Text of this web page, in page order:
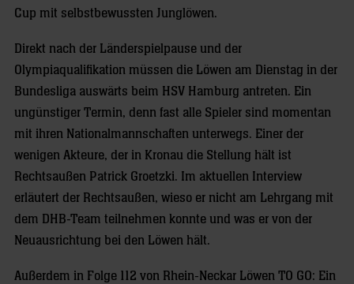
Cup mit selbstbewussten Junglöwen.
Direkt nach der Länderspielpause und der
Olympiaqualifikation müssen die Löwen am Dienstag in der
Bundesliga auswärts beim HSV Hamburg antreten. Ein
ungünstiger Termin, denn fast alle Spieler sind momentan
mit ihren Nationalmannschaften unterwegs. Einer der
wenigen Akteure, der in Kronau die Stellung hält ist
Rechtsaußen Patrick Groetzki. Im aktuellen Interview
erläutert der Rechtsaußen, wieso er nicht am Lehrgang mit
dem DHB-Team teilnehmen konnte und was er von der
Neuausrichtung bei den Löwen hält.
Außerdem in Folge 112 von Rhein-Neckar Löwen TO GO: Ein